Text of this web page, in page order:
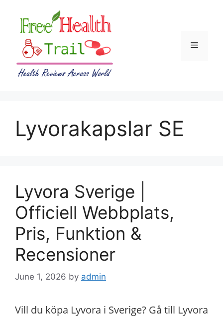
content
Menu
Lyvorakapslar SE
Lyvora Sverige |
Officiell Webbplats,
Pris, Funktion &
Recensioner
June 1, 2026 by admin
Vill du köpa Lyvora i Sverige? Gå till Lyvora